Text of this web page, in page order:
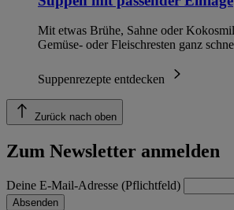
Mit etwas Brühe, Sahne oder
Gemüse- oder Fleischresten ganz
Suppenrezepte entdecken
Zurück nach oben
Zum Newsletter anmelden
Deine E-Mail-Adresse (Pflichtfeld)
Absenden